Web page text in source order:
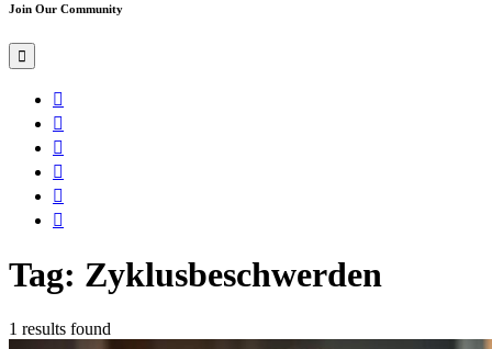
Join Our Community
Tag: Zyklusbeschwerden
1 results found